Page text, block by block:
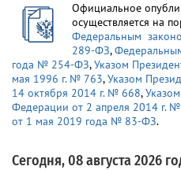
Официальное
осуществляется на
Федеральным
289-ФЗ,
года № 254-ФЗ,Указом
мая 1996 г. № 763,Указом
14 октября 2014 г. № 668,
Федерации от 2 апреля 2014 г.
от 1 мая 2019 года № 83-ФЗ.
Сегодня, 08 августа 2026